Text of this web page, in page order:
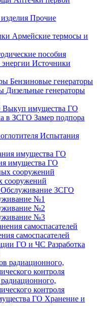
Прочие
Армейские термосы и
пособия
Источники
Бензиновые генераторы
Дизельные генераторы
Выкуп имущества ГО
Замер подпора
Испытания
имущества ГО
сооружений
Обслуживание ЗСГО
№1
№2
№3
самоспасателей
Разработка
контроля
Хранение и